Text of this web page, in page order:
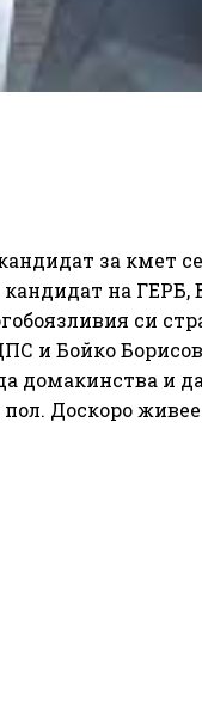
за кмет се
на ГЕРБ,
си
и Бойко
домакинства и
Доскоро